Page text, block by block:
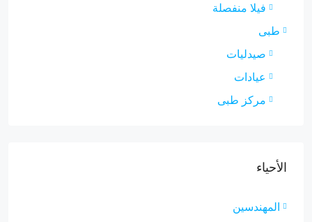
فيلا منفصلة
طبى
صيدليات
عيادات
مركز طبى
الأحياء
المهندسين